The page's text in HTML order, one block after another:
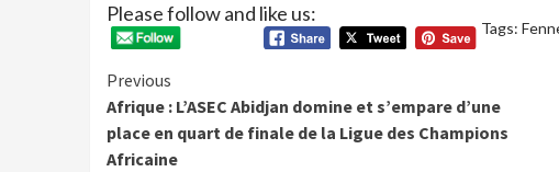
Please follow and like us:
Tags:
Continue
Reading
Previous
Afrique : L’ASEC Abidjan domine et s’empare d’une
place en quart de finale de la Ligue des Champions
Africaine